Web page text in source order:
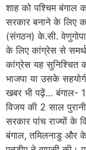
शाह को पश्चिम बंगाल
सरकार बनाने के लिए
(संगठन) के.सी.
के लिए कांग्रेस से
कांग्रेस यह सुनिश्चित
भाजपा या उसके
खबर भी पढ़ें… बंगाल-
विजय की 2 साल
सरकार पांच राज्यों के
बंगाल, तमिलनाडु और